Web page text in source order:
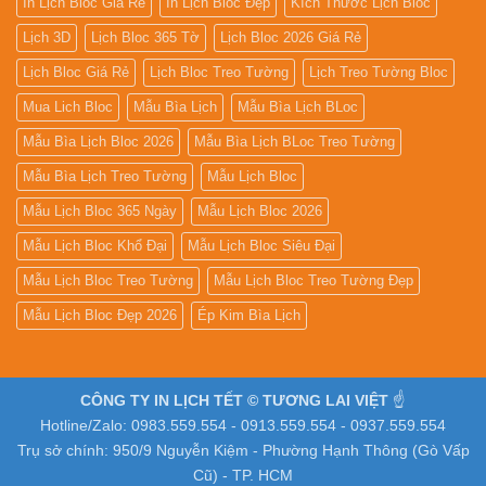
Lịch 3D Lịch Bloc 365 Tờ Lịch Bloc 2026 Giá Rẻ
Lịch Bloc Giá Rẻ Lịch Bloc Treo Tường Lịch Treo Tường Bloc
Mua Lich Bloc Mẫu Bìa Lịch Mẫu Bìa Lịch BLoc
Mẫu Bìa Lịch Bloc 2026 Mẫu Bìa Lịch BLoc Treo Tường
Mẫu Bìa Lịch Treo Tường Mẫu Lịch Bloc
Mẫu Lịch Bloc 365 Ngày Mẫu Lịch Bloc 2026
Mẫu Lịch Bloc Khổ Đại Mẫu Lịch Bloc Siêu Đại
Mẫu Lịch Bloc Treo Tường Mẫu Lịch Bloc Treo Tường Đẹp
Mẫu Lịch Bloc Đẹp 2026 Ép Kim Bìa Lịch
CÔNG TY IN LỊCH TẾT © TƯƠNG LAI VIỆT ☝️
Hotline/Zalo: 0983.559.554 - 0913.559.554 - 0937.559.554
Trụ sở chính: 950/9 Nguyễn Kiệm - Phường Hạnh Thông (Gò Vấp
Cũ) - TP. HCM